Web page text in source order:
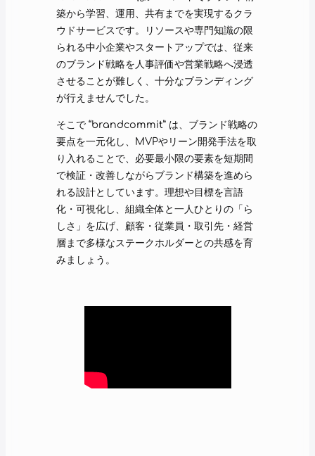
築から学習、運用、共有までを実現するクラ
ウドサービスです。リソースや専門知識の限
られる中小企業やスタートアップでは、従来
のブランド戦略を人事評価や営業戦略へ浸透
させることが難しく、十分なブランディング
が行えませんでした。
そこで “brandcommit” は、ブランド戦略の
要点を一元化し、MVPやリーン開発手法を取
り入れることで、必要最小限の要素を短期間
で検証・改善しながらブランド構築を進めら
れる設計としています。理想や目標を言語
化・可視化し、組織全体と一人ひとりの「ら
しさ」を広げ、顧客・従業員・取引先・経営
層まで多様なステークホルダーとの共感を育
みましょう。